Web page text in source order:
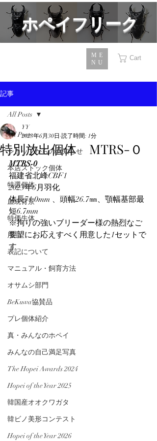
​ホペイフリーク
ME
NU
Cart
記事
All Posts
ショップからのお知らせ
本店ストック個体
特選個体
血統背景
特価生体
用品
表記について
マニュアル・飼育方法
オサムシ部門
BeKuwa協賛品
プレ個体紹介
真・みんなのホペイ
みんなの自己満足写真
The Hopei Awards 2024
Hopei of the Year 2025
韓国産オオクワガタ
韓ビノ美形コンテスト
Hopei of the Year 2026
All Posts
特別放出個体 MTRS-０
YY
2023年6月30日 読了時間: 1分
MTRS-0
福建省北峰CBF1
2023年6月羽化
体長71.0mm 、頭幅26.7㎜、顎幅基部最
短6.7mm
※拘りの強いブリーダー様の熱烈なご
要望にお応えすべく用意した1セットで
す